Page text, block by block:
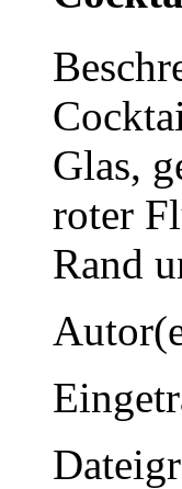
Glas,
roter
Rand